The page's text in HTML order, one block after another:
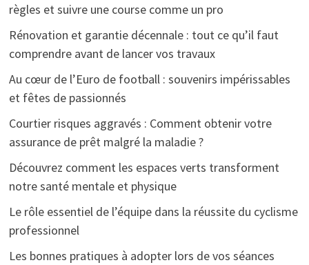
règles et suivre une course comme un pro
Rénovation et garantie décennale : tout ce qu’il faut
comprendre avant de lancer vos travaux
Au cœur de l’Euro de football : souvenirs impérissables
et fêtes de passionnés
Courtier risques aggravés : Comment obtenir votre
assurance de prêt malgré la maladie ?
Découvrez comment les espaces verts transforment
notre santé mentale et physique
Le rôle essentiel de l’équipe dans la réussite du cyclisme
professionnel
Les bonnes pratiques à adopter lors de vos séances